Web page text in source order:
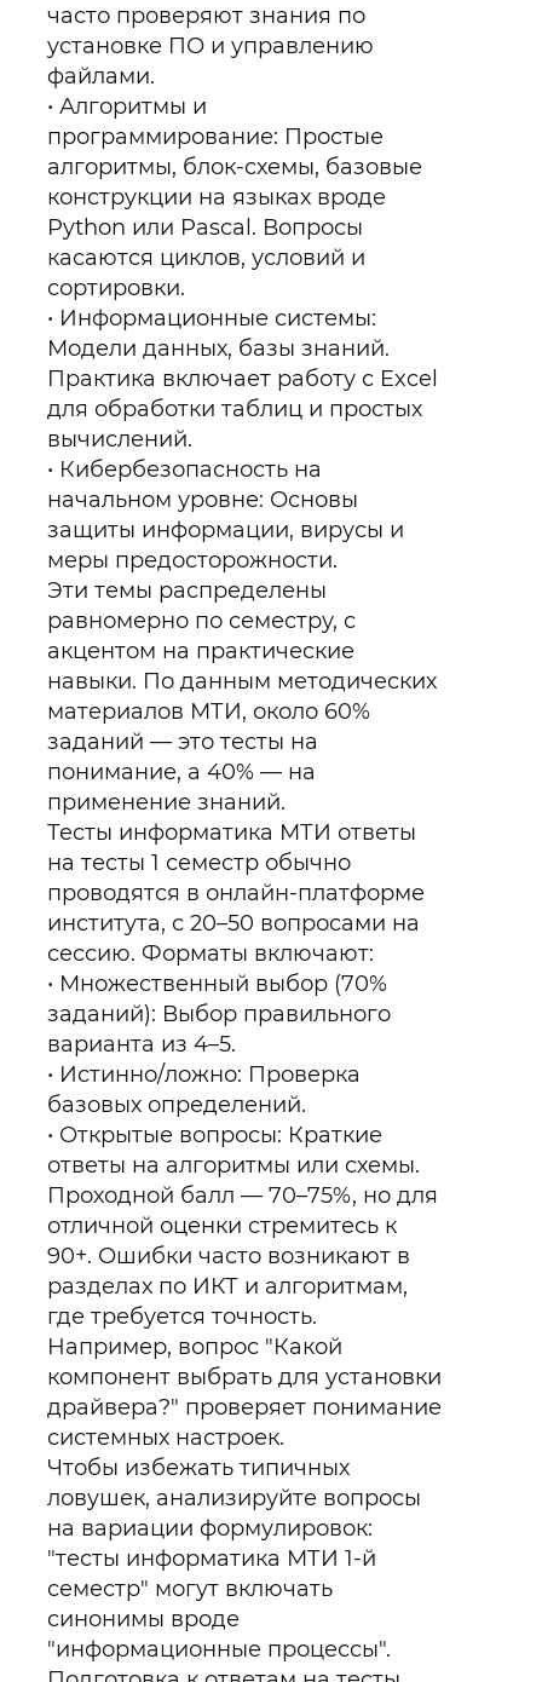
часто проверяют знания по
установке ПО и управлению
файлами.
Алгоритмы и
программирование: Простые
алгоритмы, блок-схемы, базовые
конструкции на языках вроде
Python или Pascal. Вопросы
касаются циклов, условий и
сортировки.
Информационные системы:
Модели данных, базы знаний.
Практика включает работу с Excel
для обработки таблиц и простых
вычислений.
Кибербезопасность на
начальном уровне: Основы
защиты информации, вирусы и
меры предосторожности.
Эти темы распределены
равномерно по семестру, с
акцентом на практические
навыки. По данным методических
материалов МТИ, около 60%
заданий — это тесты на
понимание, а 40% — на
применение знаний.
Тесты информатика МТИ ответы
на тесты 1 семестр обычно
проводятся в онлайн-платформе
института, с 20–50 вопросами на
сессию. Форматы включают:
Множественный выбор (70%
заданий): Выбор правильного
варианта из 4–5.
Истинно/ложно: Проверка
базовых определений.
Открытые вопросы: Краткие
ответы на алгоритмы или схемы.
Проходной балл — 70–75%, но для
отличной оценки стремитесь к
90+. Ошибки часто возникают в
разделах по ИКТ и алгоритмам,
где требуется точность.
Например, вопрос "Какой
компонент выбрать для установки
драйвера?" проверяет понимание
системных настроек.
Чтобы избежать типичных
ловушек, анализируйте вопросы
на вариации формулировок:
"тесты информатика МТИ 1-й
семестр" могут включать
синонимы вроде
"информационные процессы".